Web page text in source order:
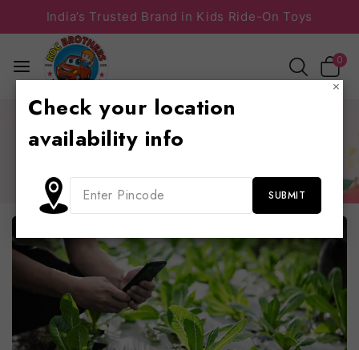
India’s Trusted Brand in Kids Ride-On Toys
0
Social Media
Calendar to Plan Your Content
Your Content
×
Check your location
availability info